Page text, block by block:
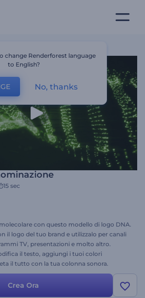
15 sec
con questo modello di logo DNA.
il logo del tuo brand e utilizzalo per canali
TV, presentazioni e molto altro.
il testo, aggiungi i tuoi colori
il tutto con la tua colonna sonora.
il tuo video personalizzato!
Crea Ora
change Renderforest language
to English?
No, thanks